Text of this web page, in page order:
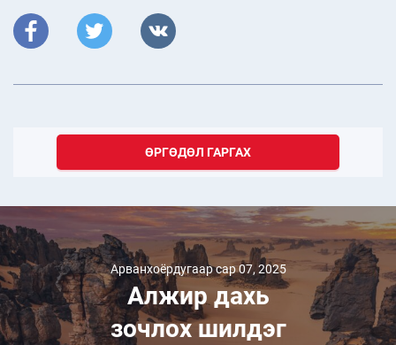
ӨРГӨДӨЛ ГАРГАХ
Арванхоёрдугаар сар 07, 2025
Алжир дахь
зочлох шилдэг